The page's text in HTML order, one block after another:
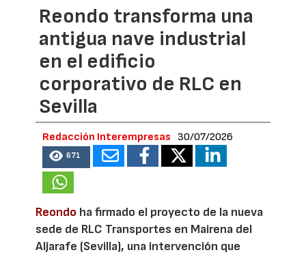
Reondo transforma una
antigua nave industrial
en el edificio
corporativo de RLC en
Sevilla
Redacción Interempresas 30/07/2026
671
Reondo ha firmado el proyecto de la nueva
sede de RLC Transportes en Mairena del
Aljarafe (Sevilla), una intervención que